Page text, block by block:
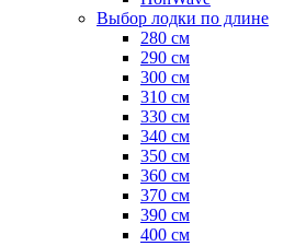
Выбор лодки по длине
280 см
290 см
300 см
310 см
330 см
340 см
350 см
360 см
370 см
390 см
400 см